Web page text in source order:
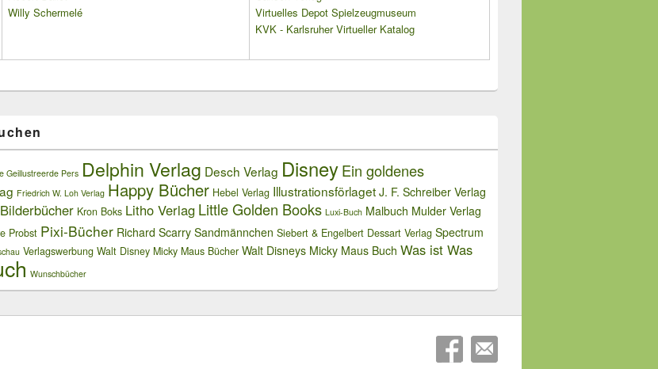
Willy Schermelé
Virtuelles Depot Spielzeugmuseum
KVK - Karlsruher Virtueller Katalog
Geillustreerde Pers Delphin Verlag Desch Verlag DisneyEin goldenes
Friedrich W. Loh Verlag Happy Bücher Hebel Verlag Illustrationsförlaget J. F. Schreiber Verlag
Kron Boks Litho Verlag Little Golden Books Luxi-Buch Malbuch Mulder Verlag
Probst Pixi-Bücher Richard Scarry Sandmännchen Siebert & Engelbert Dessart Verlag Spectrum
Verlagswerbung Walt Disney Micky Maus Bücher Walt Disneys Micky Maus Buch Was ist Was
Wunschbücher